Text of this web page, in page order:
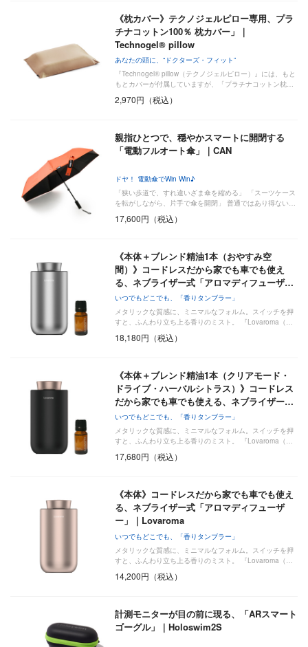
《枕カバー》テクノジェルピロー専用、プラ
チナコットン100％ 枕カバー」｜
Technogel® pillow
あなたの頭に、“ドクターズ・フィット”
『Technogel® pillow（テクノジェルピロー）』には、もと
もとカバーが付属していますが、「プラチナコットン枕…
2,970円（税込）
親指ひとつで、穏やかスマートに開閉する
「電動フルオート傘」｜CAN
ドヤ！ 電動傘でWin Win♪
「狭い歩道で、すれ違いざま傘を縮める」 「スーツケース
を転がしながら、片手で傘を開閉」 普通ではあり得ない…
17,600円（税込）
《本体＋ブレンド精油1本（おやすみ空
間）》コードレスだから家でも車でも使え
る、ネブライザー式「アロマディフューザ…
いつでもどこでも、「香りタンブラー」
メタリックな質感に、ミニマルなフォルム。スイッチを押
すと、ふんわり立ち上る香りのミスト。 『Lovaroma（…
18,180円（税込）
《本体＋ブレンド精油1本（クリアモード・
ドライブ・ハーバルシトラス）》コードレス
だから家でも車でも使える、ネブライザー…
いつでもどこでも、「香りタンブラー」
メタリックな質感に、ミニマルなフォルム。スイッチを押
すと、ふんわり立ち上る香りのミスト。 『Lovaroma（…
17,680円（税込）
《本体》コードレスだから家でも車でも使え
る、ネブライザー式「アロマディフューザ
ー」｜Lovaroma
いつでもどこでも、「香りタンブラー」
メタリックな質感に、ミニマルなフォルム。スイッチを押
すと、ふんわり立ち上る香りのミスト。 『Lovaroma（…
14,200円（税込）
計測モニターが目の前に現る、「ARスマート
ゴーグル」｜Holoswim2S